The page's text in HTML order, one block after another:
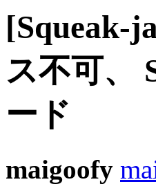
[Squeak-
ス不可、
ード
maigoofy